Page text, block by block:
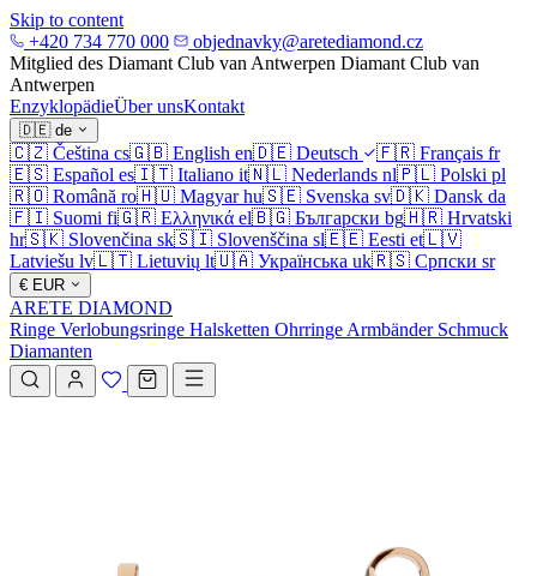
Skip to content
+420 734 770 000
objednavky@aretediamond.cz
Mitglied des Diamant Club van Antwerpen Diamant Club van
Antwerpen
EnzyklopädieÜber unsKontakt
🇩🇪 de
🇨🇿 Čeština cs🇬🇧 English en🇩🇪 Deutsch 🇫🇷 Français fr
🇪🇸 Español es🇮🇹 Italiano it🇳🇱 Nederlands nl🇵🇱 Polski pl
🇷🇴 Română ro🇭🇺 Magyar hu🇸🇪 Svenska sv🇩🇰 Dansk da
🇫🇮 Suomi fi🇬🇷 Ελληνικά el🇧🇬 Български bg🇭🇷 Hrvatski
hr🇸🇰 Slovenčina sk🇸🇮 Slovenščina sl🇪🇪 Eesti et🇱🇻
Latviešu lv🇱🇹 Lietuvių lt🇺🇦 Українська uk🇷🇸 Српски sr
€ EUR
ARETE DIAMOND
Ringe Verlobungsringe Halsketten Ohrringe Armbänder Schmuck
Diamanten